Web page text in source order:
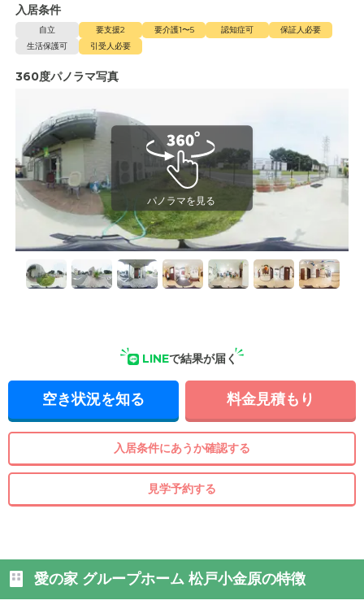
入居条件
自立 要支援2 要介護1〜5 認知症可
保証人必要
生活保護可
引受人必要
360度パノラマ写真
LINEで結果が届く
空き状況を知る 料金見積もり
入居条件にあうか確認する
見学予約する
愛の家 グループホーム 松戸小金原の特徴